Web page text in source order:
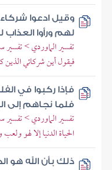
وقيل ادعوا
لهم ورأوا
تفسير الماوردي >
فيقول أين شركائي
فإذا ركبوا في
فلما نجاهم إلى
تفسير الماوردي >
الحياة الدنيا إلا لهو
ذلك بأن الله هو